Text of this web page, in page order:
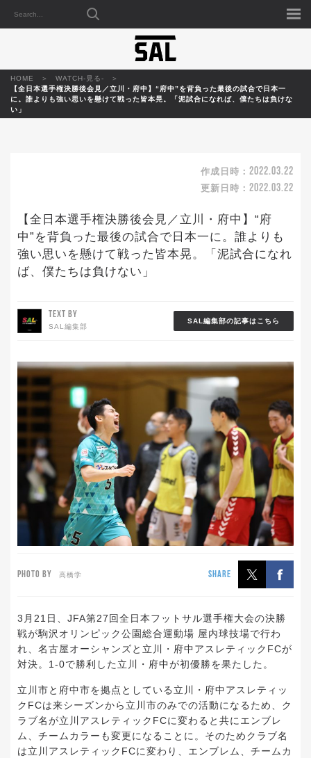
HOME
WATCH-見る-
【全日本選手権決勝後会見／立川・府中】“府中”を背負った最後の試合で日本一
に。誰よりも強い思いを懸けて戦った皆本晃。「泥試合になれば、僕たちは負けな
い」
作成日時： 2022.03.22
更新日時： 2022.03.22
【全日本選手権決勝後会見／立川・府中】“府
中”を背負った最後の試合で日本一に。誰よりも
強い思いを懸けて戦った皆本晃。「泥試合になれ
ば、僕たちは負けない」
TEXT BY
SAL編集部
SAL編集部の記事はこちら
PHOTO BY 高橋学 SHARE
3月21日、JFA第27回全日本フットサル選手権大会の決勝
戦が駒沢オリンピック公園総合運動場 屋内球技場で行わ
れ、名古屋オーシャンズと立川・府中アスレティックFCが
対決。1-0で勝利した立川・府中が初優勝を果たした。
立川市と府中市を拠点としている立川・府中アスレティッ
クFCは来シーズンから立川市のみでの活動になるため、ク
ラブ名が立川アスレティックFCに変わると共にエンブレ
ム、チームカラーも変更になることに。そのためクラブ名
は立川アスレティックFCに変わり、エンブレム、チームカ